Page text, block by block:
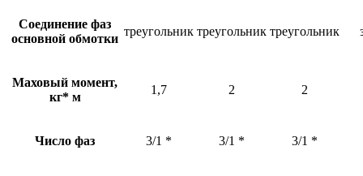
Соединение фаз
основной обмотки
треугольник треугольник треугольник
Маховый момент,
кг* м
1,7 2 2
Число фаз 3/1 * 3/1 * 3/1 *